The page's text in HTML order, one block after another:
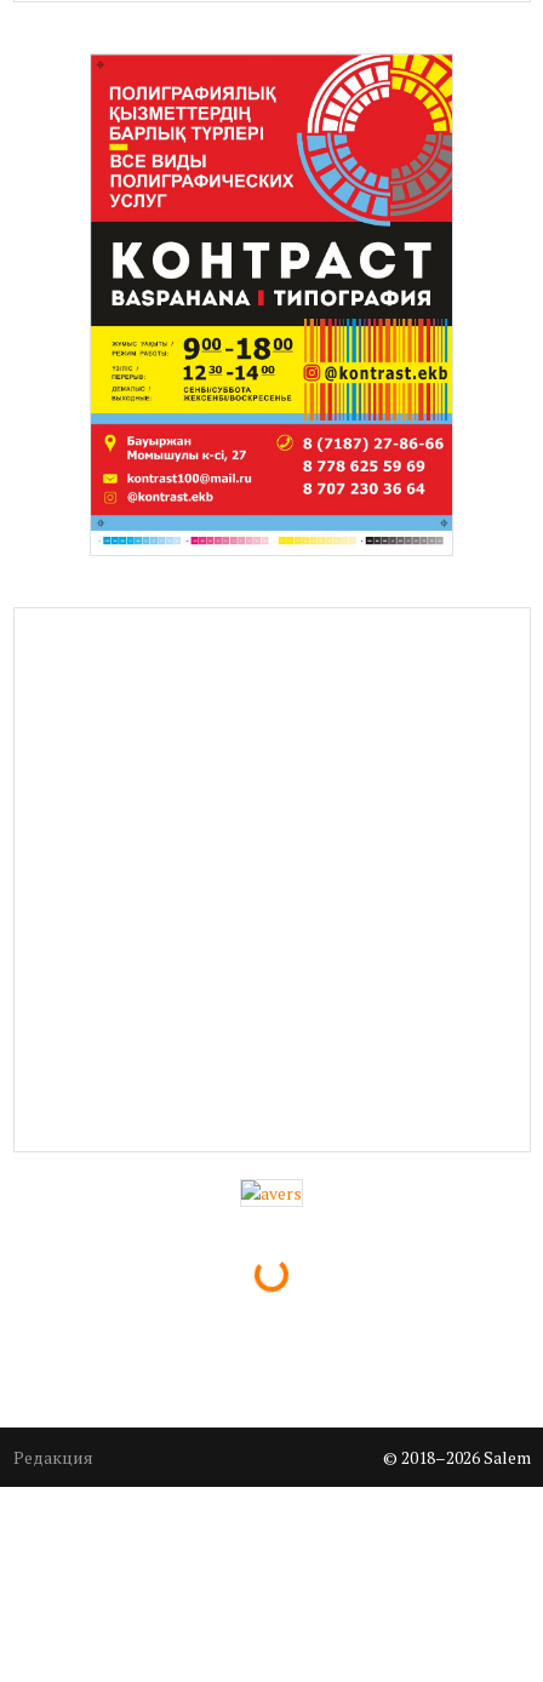
Loading...
Редакция © 2018–2026 Salem